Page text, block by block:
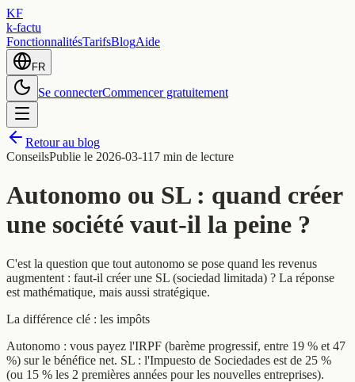
KF
k-factu
FonctionnalitésTarifsBlogAide
FR
Se connecterCommencer gratuitement
Retour au blog
ConseilsPublie le 2026-03-11 7 min de lecture
Autonomo ou SL : quand créer
une société vaut-il la peine ?
C'est la question que tout autonomo se pose quand les revenus
augmentent : faut-il créer une SL (sociedad limitada) ? La réponse
est mathématique, mais aussi stratégique.
La différence clé : les impôts
Autonomo : vous payez l'IRPF (barème progressif, entre 19 % et 47
%) sur le bénéfice net. SL : l'Impuesto de Sociedades est de 25 %
(ou 15 % les 2 premières années pour les nouvelles entreprises).